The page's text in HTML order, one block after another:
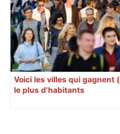
Voici les villes qui gagnent
le plus d’habitants